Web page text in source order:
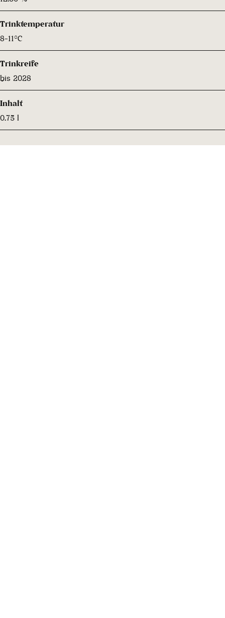
Trinktemperatur
8-11°C
Trinkreife
bis 2028
Inhalt
0.75 l